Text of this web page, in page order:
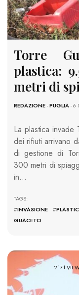
Torre
plastica:
metri di
REDAZIONE-PUGLIA- 6
La plastica invade
dei rifiuti arrivano
di gestione di
300 metri di
in…
TAGS:
#INVASIONE #
GUACETO
2171